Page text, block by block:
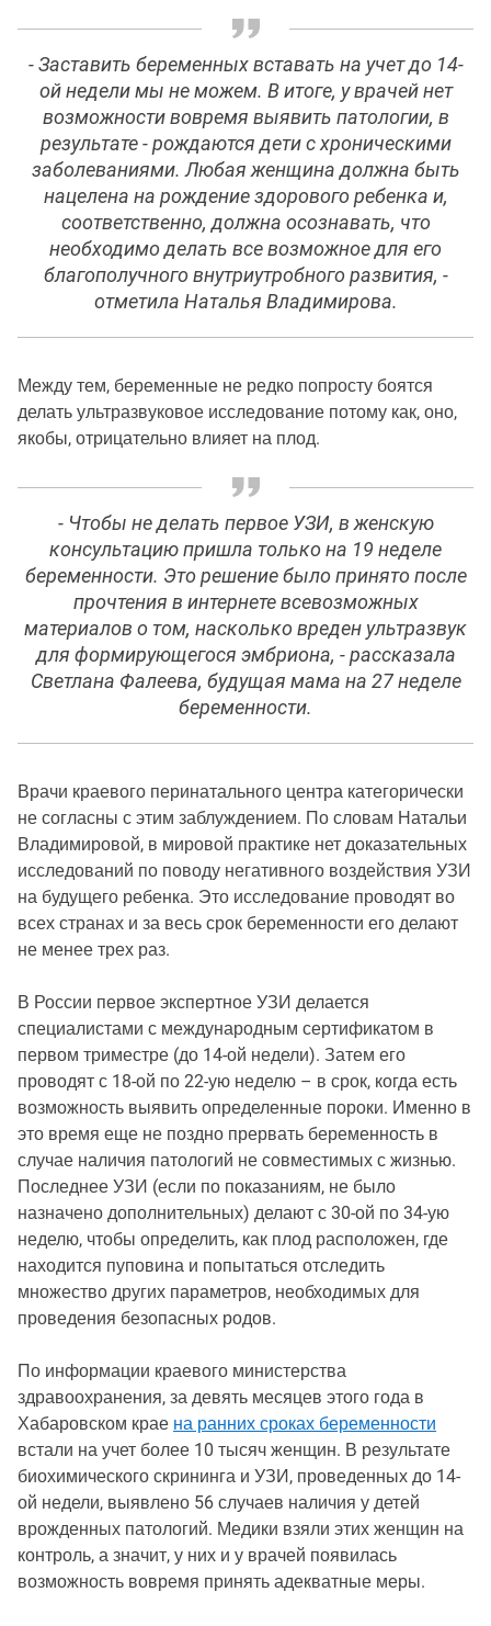
- Заставить беременных вставать на учет до 14-
ой недели мы не можем. В итоге, у врачей нет
возможности вовремя выявить патологии, в
результате - рождаются дети с хроническими
заболеваниями. Любая женщина должна быть
нацелена на рождение здорового ребенка и,
соответственно, должна осознавать, что
необходимо делать все возможное для его
благополучного внутриутробного развития, -
отметила Наталья Владимирова.
Между тем, беременные не редко попросту боятся
делать ультразвуковое исследование потому как, оно,
якобы, отрицательно влияет на плод.
- Чтобы не делать первое УЗИ, в женскую
консультацию пришла только на 19 неделе
беременности. Это решение было принято после
прочтения в интернете всевозможных
материалов о том, насколько вреден ультразвук
для формирующегося эмбриона, - рассказала
Светлана Фалеева, будущая мама на 27 неделе
беременности.
Врачи краевого перинатального центра категорически
не согласны с этим заблуждением. По словам Натальи
Владимировой, в мировой практике нет доказательных
исследований по поводу негативного воздействия УЗИ
на будущего ребенка. Это исследование проводят во
всех странах и за весь срок беременности его делают
не менее трех раз.
В России первое экспертное УЗИ делается
специалистами с международным сертификатом в
первом триместре (до 14-ой недели). Затем его
проводят с 18-ой по 22-ую неделю – в срок, когда есть
возможность выявить определенные пороки. Именно в
это время еще не поздно прервать беременность в
случае наличия патологий не совместимых с жизнью.
Последнее УЗИ (если по показаниям, не было
назначено дополнительных) делают с 30-ой по 34-ую
неделю, чтобы определить, как плод расположен, где
находится пуповина и попытаться отследить
множество других параметров, необходимых для
проведения безопасных родов.
По информации краевого министерства
здравоохранения, за девять месяцев этого года в
Хабаровском крае на ранних сроках беременности
встали на учет более 10 тысяч женщин. В результате
биохимического скрининга и УЗИ, проведенных до 14-
ой недели, выявлено 56 случаев наличия у детей
врожденных патологий. Медики взяли этих женщин на
контроль, а значит, у них и у врачей появилась
возможность вовремя принять адекватные меры.